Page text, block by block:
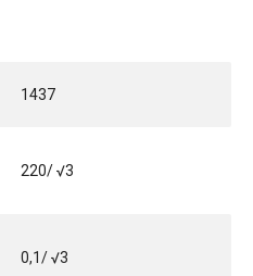
1437
220/ √3
0,1/ √3